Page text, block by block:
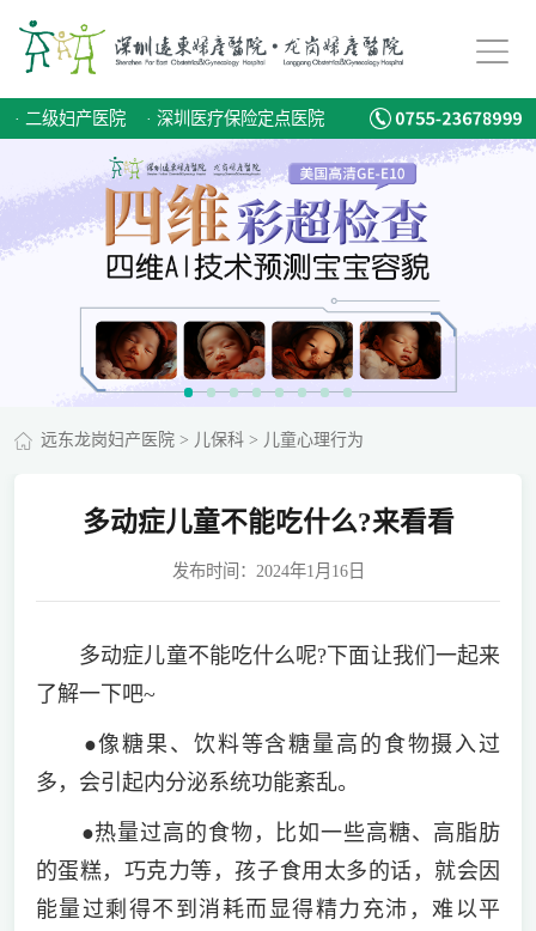
· 二级妇产医院 · 深圳医疗保险定点医院
远东龙岗妇产医院> 儿保科> 儿童心理行为
多动症儿童不能吃什么?来看看
发布时间：2024年1月16日
多动症儿童不能吃什么呢?下面让我们一起来
了解一下吧~
●像糖果、饮料等含糖量高的食物摄入过
多，会引起内分泌系统功能紊乱。
●热量过高的食物，比如一些高糖、高脂肪
的蛋糕，巧克力等，孩子食用太多的话，就会因
能量过剩得不到消耗而显得精力充沛，难以平